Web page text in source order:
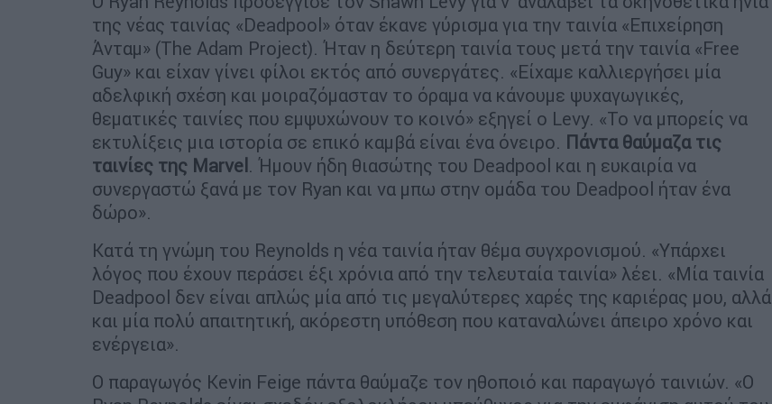
της νέας ταινίας «Deadpool» όταν έκανε γύρισμα για την ταινία «Επιχείρηση
Άνταμ» (The Adam Project). Ήταν η δεύτερη ταινία τους μετά την ταινία «Free
Guy» και είχαν γίνει φίλοι εκτός από συνεργάτες. «Είχαμε καλλιεργήσει μία
αδελφική σχέση και μοιραζόμασταν το όραμα να κάνουμε ψυχαγωγικές,
θεματικές ταινίες που εμψυχώνουν το κοινό» εξηγεί ο Levy. «Το να μπορείς να
εκτυλίξεις μια ιστορία σε επικό καμβά είναι ένα όνειρο. Πάντα θαύμαζα τις
ταινίες της Marvel . Ήμουν ήδη θιασώτης του Deadpool και η ευκαιρία να
συνεργαστώ ξανά με τον Ryan και να μπω στην ομάδα του Deadpool ήταν ένα
δώρο».
Κατά τη γνώμη του Reynolds η νέα ταινία ήταν θέμα συγχρονισμού. «Υπάρχει
λόγος που έχουν περάσει έξι χρόνια από την τελευταία ταινία» λέει. «Μία ταινία
Deadpool δεν είναι απλώς μία από τις μεγαλύτερες χαρές της καριέρας μου, αλλά
και μία πολύ απαιτητική, ακόρεστη υπόθεση που καταναλώνει άπειρο χρόνο και
ενέργεια».
Ο παραγωγός Kevin Feige πάντα θαύμαζε τον ηθοποιό και παραγωγό ταινιών. «Ο